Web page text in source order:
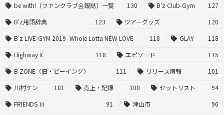
be with!（ファンクラブ会報誌）一覧
130 B’z Club-Gym
127
B'z用語辞典
123 ツアーグッズ
120
B'z LIVE-GYM 2019 -Whole Lotta NEW LOVE-
118 GLAY
118
Highway X
118 エピソード
115
B ZONE（旧・ビーイング）
111 リリース情報
101
川村ケン
101 売上・記録 100 セットリスト
94
FRIENDS Ⅲ
91 津山市
90